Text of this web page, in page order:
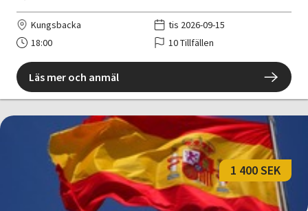
Kungsbacka
tis 2026-09-15
18:00
10 Tillfällen
Läs mer och anmäl
1 400 SEK